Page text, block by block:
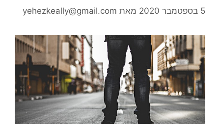
5 בספטמבר 2020 מאת yehezkeally@gmail.com